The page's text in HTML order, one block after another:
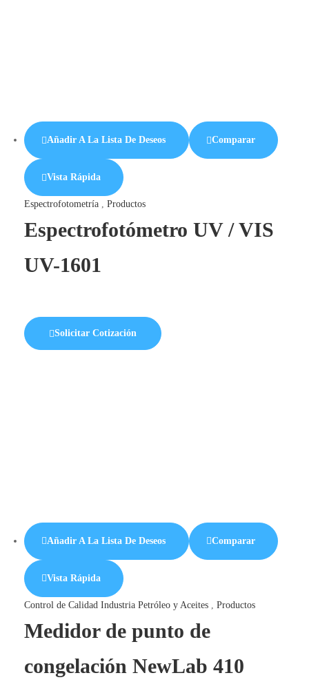
Añadir A La Lista De Deseos Comparar
Vista Rápida
Espectrofotometría, Productos
Espectrofotómetro UV / VIS
UV-1601
Solicitar Cotización
Añadir A La Lista De Deseos Comparar
Vista Rápida
Control de Calidad Industria Petróleo y Aceites, Productos
Medidor de punto de
congelación NewLab 410